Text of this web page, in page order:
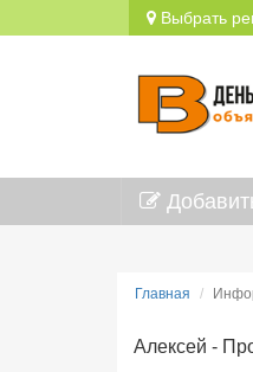
Выбрать
Главная
Алексей -